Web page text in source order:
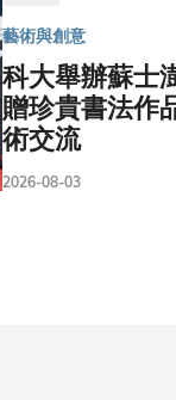
藝術與創意
科大舉辦蘇士
贈珍貴書法作
術交流
2026-08-03